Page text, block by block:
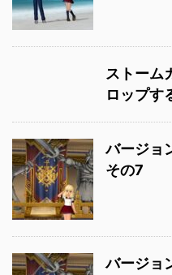
ストーム
ロップす
バージョ
その7
バージョ